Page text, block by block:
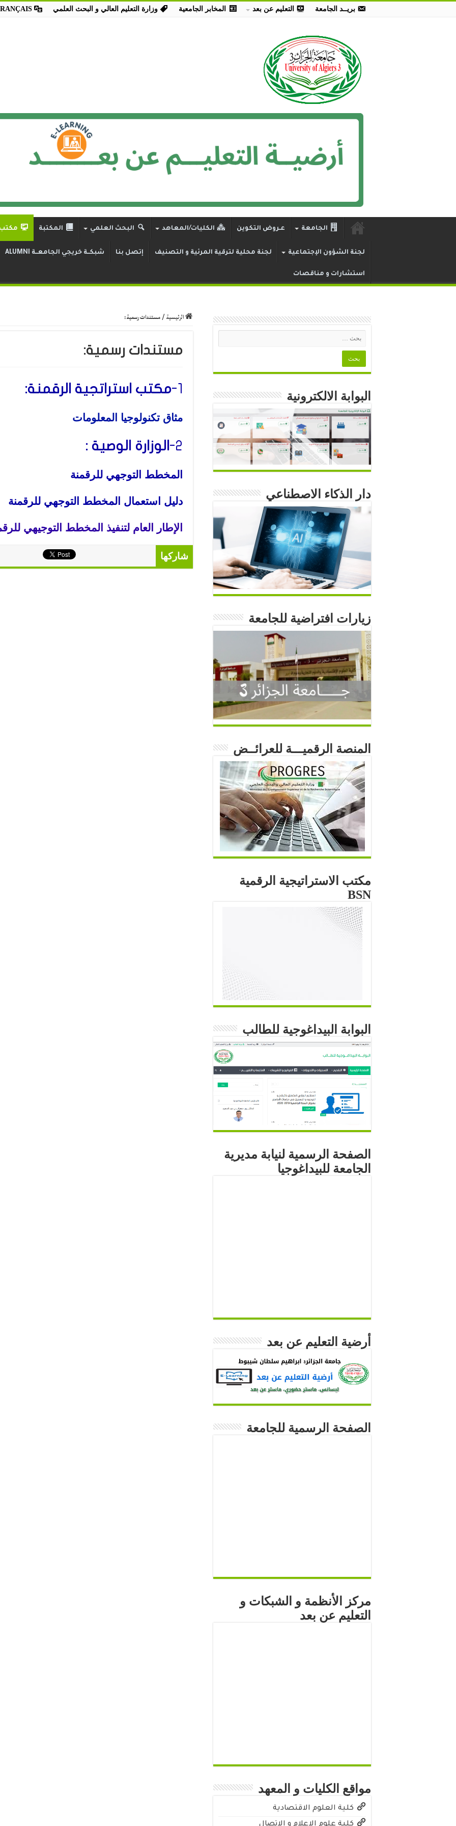
بريــد الجامعة التعليم عن بعد المخابر الجامعية وزارة التعليم العالي و البحث العلمي
الجامعة عـروض التكوين الكليات/المعاهد البحث العلمي المكتبة مكتب
لجنة الشؤون الإجتماعية لجنة محلية لترقية المرئية و التصنيف إتصل بنا شبكــة خريجي الجامعــة ALUMNI
استشارات و مناقصات
الرئيسية/مستندات رسمية:
مستندات رسمية:
1- مكتب استراتجية الرقمنة:
مثاق تكنولوجيا المعلومات
2- الوزارة الوصية :
المخطط التوجهي للرقمنة
دليل استعمال المخطط التوجهي للرقمنة
الإطار العام لتنفيذ المخطط التوجيهي
شاركها
البوابة الالكترونية
دار الذكاء الاصطناعي
زيارات افتراضية للجامعة
المنصة الرقميـــة للعرائــض
مكتب الاستراتيجية الرقمية
BSN
البوابة البيداغوجية للطالب
الصفحة الرسمية لنيابة مديرية
الجامعة للبيداغوجيا
أرضية التعليم عن بعد
الصفحة الرسمية للجامعة
مركز الأنظمة و الشبكات و
التعليم عن بعد
مواقع الكليات و المعهد
كلية العلوم الاقتصادية